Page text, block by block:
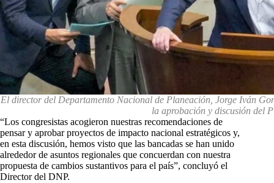
El director del Departamento Nacional de Planeación, Jorge Iván
la aprobación y discusión del
“Los congresistas acogieron nuestras recomendaciones de
pensar y aprobar proyectos de impacto nacional estratégicos y,
en esta discusión, hemos visto que las bancadas se han unido
alrededor de asuntos regionales que concuerdan con nuestra
propuesta de cambios sustantivos para el país”, concluyó el
Director del DNP.